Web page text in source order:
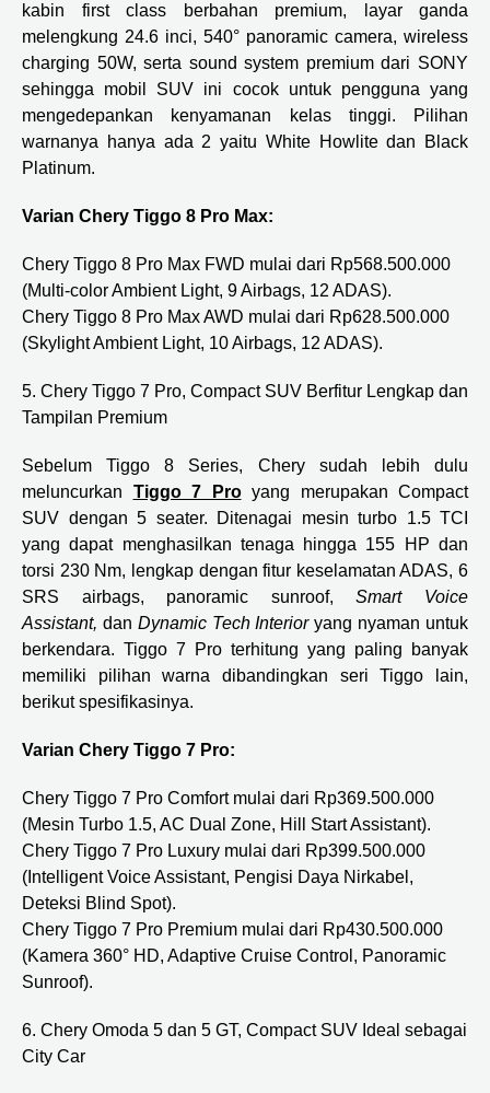
kabin first class berbahan premium, layar ganda
melengkung 24.6 inci, 540° panoramic camera, wireless
charging 50W, serta sound system premium dari SONY
sehingga mobil SUV ini cocok untuk pengguna yang
mengedepankan kenyamanan kelas tinggi. Pilihan
warnanya hanya ada 2 yaitu White Howlite dan Black
Platinum.
Varian Chery Tiggo 8 Pro Max:
Chery Tiggo 8 Pro Max FWD mulai dari Rp568.500.000
(Multi-color Ambient Light, 9 Airbags, 12 ADAS).
Chery Tiggo 8 Pro Max AWD mulai dari Rp628.500.000
(Skylight Ambient Light, 10 Airbags, 12 ADAS).
5. Chery Tiggo 7 Pro, Compact SUV Berfitur Lengkap dan
Tampilan Premium
Sebelum Tiggo 8 Series, Chery sudah lebih dulu
meluncurkan Tiggo 7 Proyang merupakan Compact
SUV dengan 5 seater. Ditenagai mesin turbo 1.5 TCI
yang dapat menghasilkan tenaga hingga 155 HP dan
torsi 230 Nm, lengkap dengan fitur keselamatan ADAS, 6
SRS airbags, panoramic sunroof,Smart Voice
Assistant, dan Dynamic Tech Interioryang nyaman untuk
berkendara. Tiggo 7 Pro terhitung yang paling banyak
memiliki pilihan warna dibandingkan seri Tiggo lain,
berikut spesifikasinya.
Varian Chery Tiggo 7 Pro:
Chery Tiggo 7 Pro Comfort mulai dari Rp369.500.000
(Mesin Turbo 1.5, AC Dual Zone, Hill Start Assistant).
Chery Tiggo 7 Pro Luxury mulai dari Rp399.500.000
(Intelligent Voice Assistant, Pengisi Daya Nirkabel,
Deteksi Blind Spot).
Chery Tiggo 7 Pro Premium mulai dari Rp430.500.000
(Kamera 360° HD, Adaptive Cruise Control, Panoramic
Sunroof).
6. Chery Omoda 5 dan 5 GT, Compact SUV Ideal sebagai
City Car